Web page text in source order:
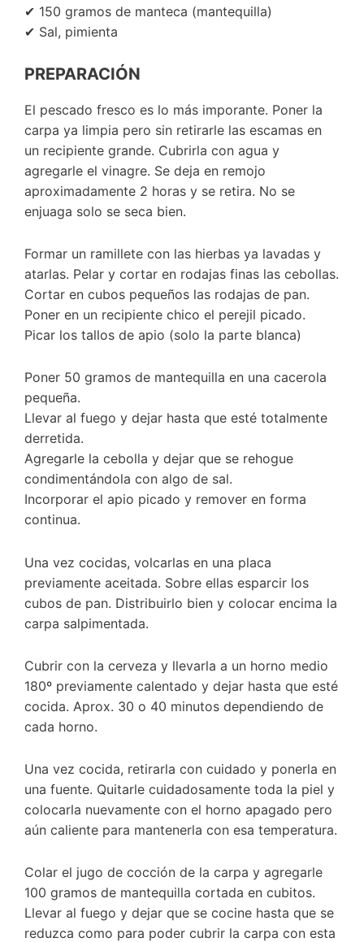
✔ 150 gramos de manteca (mantequilla)
✔ Sal, pimienta
PREPARACIÓN
El pescado fresco es lo más imporante. Poner la
carpa ya limpia pero sin retirarle las escamas en
un recipiente grande. Cubrirla con agua y
agregarle el vinagre. Se deja en remojo
aproximadamente 2 horas y se retira. No se
enjuaga solo se seca bien.
Formar un ramillete con las hierbas ya lavadas y
atarlas. Pelar y cortar en rodajas finas las cebollas.
Cortar en cubos pequeños las rodajas de pan.
Poner en un recipiente chico el perejil picado.
Picar los tallos de apio (solo la parte blanca)
Poner 50 gramos de mantequilla en una cacerola
pequeña.
Llevar al fuego y dejar hasta que esté totalmente
derretida.
Agregarle la cebolla y dejar que se rehogue
condimentándola con algo de sal.
Incorporar el apio picado y remover en forma
continua.
Una vez cocidas, volcarlas en una placa
previamente aceitada. Sobre ellas esparcir los
cubos de pan. Distribuirlo bien y colocar encima la
carpa salpimentada.
Cubrir con la cerveza y llevarla a un horno medio
180º previamente calentado y dejar hasta que esté
cocida. Aprox. 30 o 40 minutos dependiendo de
cada horno.
Una vez cocida, retirarla con cuidado y ponerla en
una fuente. Quitarle cuidadosamente toda la piel y
colocarla nuevamente con el horno apagado pero
aún caliente para mantenerla con esa temperatura.
Colar el jugo de cocción de la carpa y agregarle
100 gramos de mantequilla cortada en cubitos.
Llevar al fuego y dejar que se cocine hasta que se
reduzca como para poder cubrir la carpa con esta